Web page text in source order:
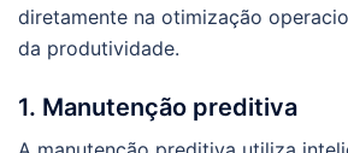
diretamente na otimização
da produtividade.
1. Manutenção preditiva